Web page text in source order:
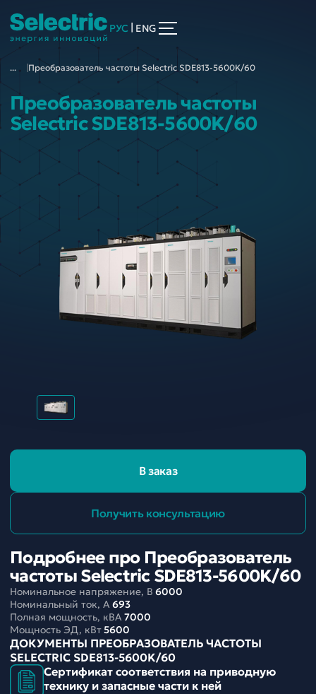
РУС ENG
... Преобразователь частоты Selectric SDE813-5600K/60
Преобразователь частоты
Selectric SDE813-5600K/60
В заказ
Получить консультацию
Подробнее про Преобразователь
частоты Selectric SDE813-5600K/60
Номинальное напряжение, В 6000
Номинальный ток, A693
Полная мощность, кВА7000
Мощность ЭД, кВт5600
ДОКУМЕНТЫ ПРЕОБРАЗОВАТЕЛЬ ЧАСТОТЫ
SELECTRIC SDE813-5600K/60
Сертификат соответствия на приводную
технику и запасные части к ней